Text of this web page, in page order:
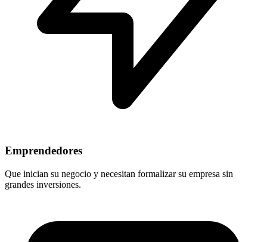
Emprendedores
Que inician su negocio y necesitan formalizar su empresa sin
grandes inversiones.